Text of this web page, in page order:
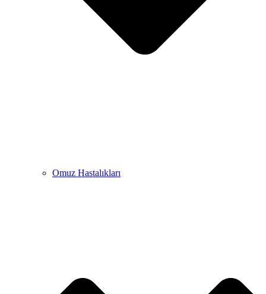
Omuz Hastalıkları